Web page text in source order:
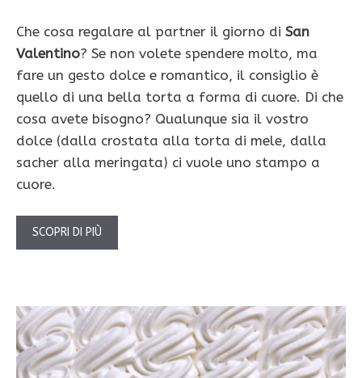
Che cosa regalare al partner il giorno di San
Valentino? Se non volete spendere molto, ma
fare un gesto dolce e romantico, il consiglio è
quello di una bella torta a forma di cuore. Di che
cosa avete bisogno? Qualunque sia il vostro
dolce (dalla crostata alla torta di mele, dalla
sacher alla meringata) ci vuole uno stampo a
cuore.
SCOPRI DI PIÙ